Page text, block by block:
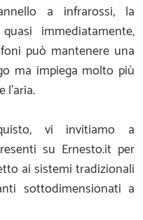
a infrarossi, la
immediatamente,
può mantenere una
ma impiega molto più
vi invitiamo a
su Ernesto.it per
ai sistemi tradizionali
sottodimensionati a